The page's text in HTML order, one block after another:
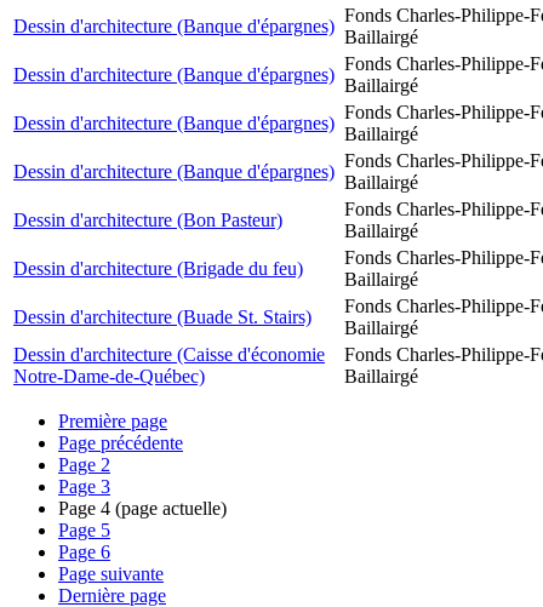
Dessin d'architecture (Banque d'épargnes)
Fonds Charles-Philippe-
Baillairgé
Dessin d'architecture (Banque d'épargnes)
Fonds Charles-Philippe-
Baillairgé
Dessin d'architecture (Banque d'épargnes)
Fonds Charles-Philippe-
Baillairgé
Dessin d'architecture (Banque d'épargnes)
Fonds Charles-Philippe-
Baillairgé
Dessin d'architecture (Bon Pasteur)
Fonds Charles-Philippe-
Baillairgé
Dessin d'architecture (Brigade du feu)
Fonds Charles-Philippe-
Baillairgé
Dessin d'architecture (Buade St. Stairs)
Fonds Charles-Philippe-
Baillairgé
Dessin d'architecture (Caisse d'économie
Notre-Dame-de-Québec)
Fonds Charles-Philippe-
Baillairgé
Première page
Page précédente
Page 2
Page 3
Page 4 (page actuelle)
Page 5
Page 6
Page suivante
Dernière page